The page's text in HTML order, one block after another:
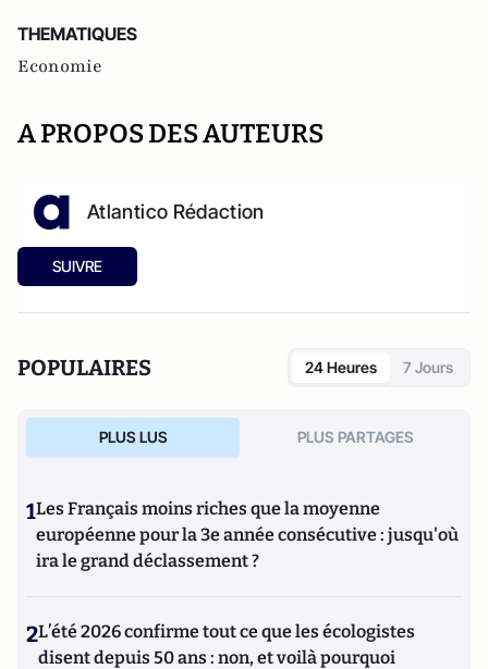
THEMATIQUES
Economie
A PROPOS DES AUTEURS
Atlantico Rédaction
SUIVRE
POPULAIRES 24 Heures 7 Jours
PLUS LUS PLUS PARTAGES
1Les Français moins riches que la moyenne
européenne pour la 3e année consécutive : jusqu'où
ira le grand déclassement ?
2L’été 2026 confirme tout ce que les écologistes
disent depuis 50 ans : non, et voilà pourquoi